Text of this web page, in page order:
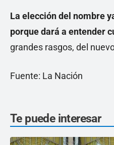
La elección del nombre
porque dará a entender
grandes rasgos, del
Fuente: La Nación
Te puede interesar